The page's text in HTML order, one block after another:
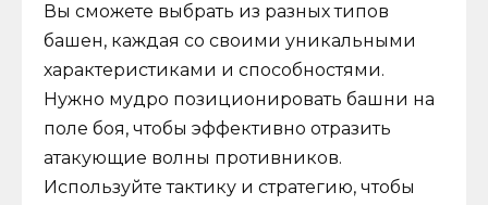
Вы сможете выбрать из разных типов
башен, каждая со своими уникальными
характеристиками и способностями.
Нужно мудро позиционировать башни на
поле боя, чтобы эффективно отразить
атакующие волны противников.
Используйте тактику и стратегию, чтобы